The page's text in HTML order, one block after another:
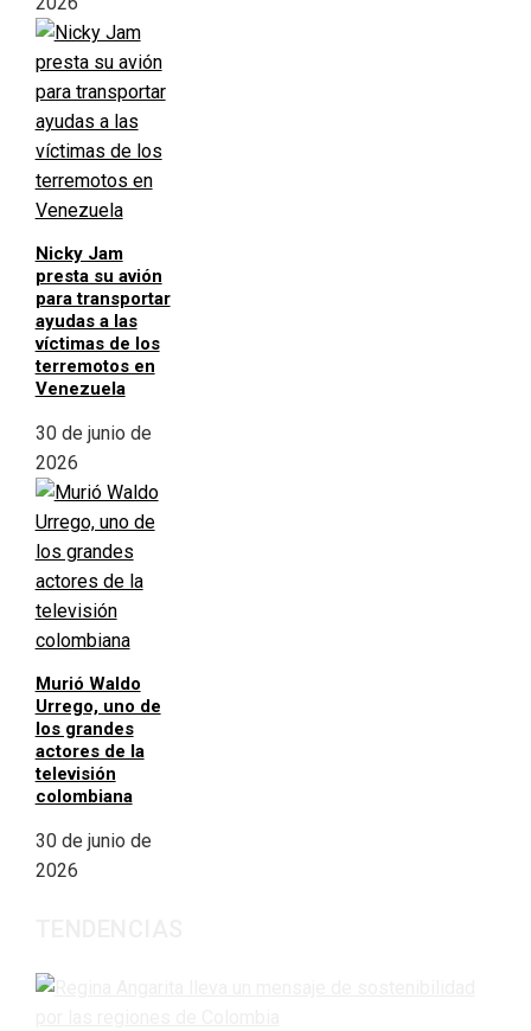
Nicky Jam
presta su avión
para transportar
ayudas a las
víctimas de los
terremotos en
Venezuela
30 de junio de
2026
Murió Waldo
Urrego, uno de
los grandes
actores de la
televisión
colombiana
30 de junio de
2026